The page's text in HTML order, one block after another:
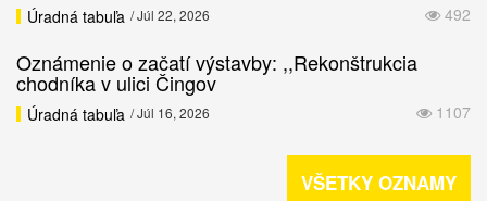
492
Úradná tabuľa / Júl 22, 2026
Oznámenie o začatí výstavby: ,,Rekonštrukcia
chodníka v ulici Čingov
1107
Úradná tabuľa / Júl 16, 2026
VŠETKY OZNAMY